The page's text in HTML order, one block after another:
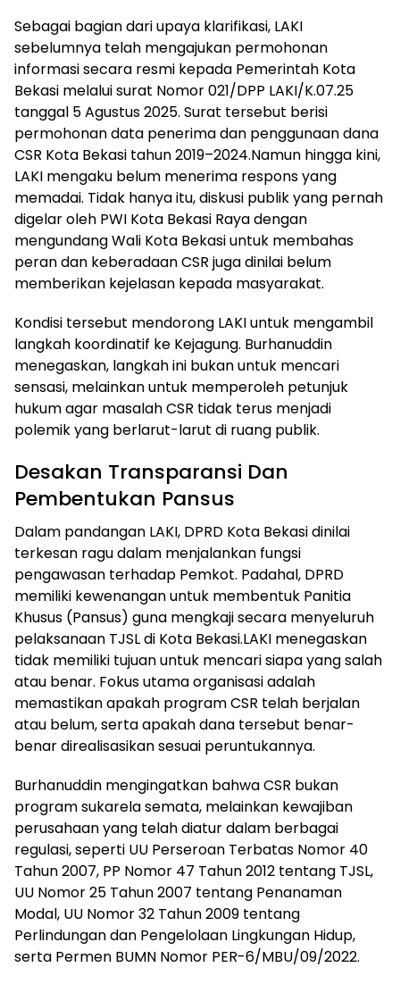
Sebagai bagian dari upaya klarifikasi, LAKI
sebelumnya telah mengajukan permohonan
informasi secara resmi kepada Pemerintah Kota
Bekasi melalui surat Nomor 021/DPP LAKI/K.07.25
tanggal 5 Agustus 2025. Surat tersebut berisi
permohonan data penerima dan penggunaan dana
CSR Kota Bekasi tahun 2019–2024.Namun hingga kini,
LAKI mengaku belum menerima respons yang
memadai. Tidak hanya itu, diskusi publik yang pernah
digelar oleh PWI Kota Bekasi Raya dengan
mengundang Wali Kota Bekasi untuk membahas
peran dan keberadaan CSR juga dinilai belum
memberikan kejelasan kepada masyarakat.
Kondisi tersebut mendorong LAKI untuk mengambil
langkah koordinatif ke Kejagung. Burhanuddin
menegaskan, langkah ini bukan untuk mencari
sensasi, melainkan untuk memperoleh petunjuk
hukum agar masalah CSR tidak terus menjadi
polemik yang berlarut-larut di ruang publik.
Desakan Transparansi Dan
Pembentukan Pansus
Dalam pandangan LAKI, DPRD Kota Bekasi dinilai
terkesan ragu dalam menjalankan fungsi
pengawasan terhadap Pemkot. Padahal, DPRD
memiliki kewenangan untuk membentuk Panitia
Khusus (Pansus) guna mengkaji secara menyeluruh
pelaksanaan TJSL di Kota Bekasi.LAKI menegaskan
tidak memiliki tujuan untuk mencari siapa yang salah
atau benar. Fokus utama organisasi adalah
memastikan apakah program CSR telah berjalan
atau belum, serta apakah dana tersebut benar-
benar direalisasikan sesuai peruntukannya.
Burhanuddin mengingatkan bahwa CSR bukan
program sukarela semata, melainkan kewajiban
perusahaan yang telah diatur dalam berbagai
regulasi, seperti UU Perseroan Terbatas Nomor 40
Tahun 2007, PP Nomor 47 Tahun 2012 tentang TJSL,
UU Nomor 25 Tahun 2007 tentang Penanaman
Modal, UU Nomor 32 Tahun 2009 tentang
Perlindungan dan Pengelolaan Lingkungan Hidup,
serta Permen BUMN Nomor PER-6/MBU/09/2022.